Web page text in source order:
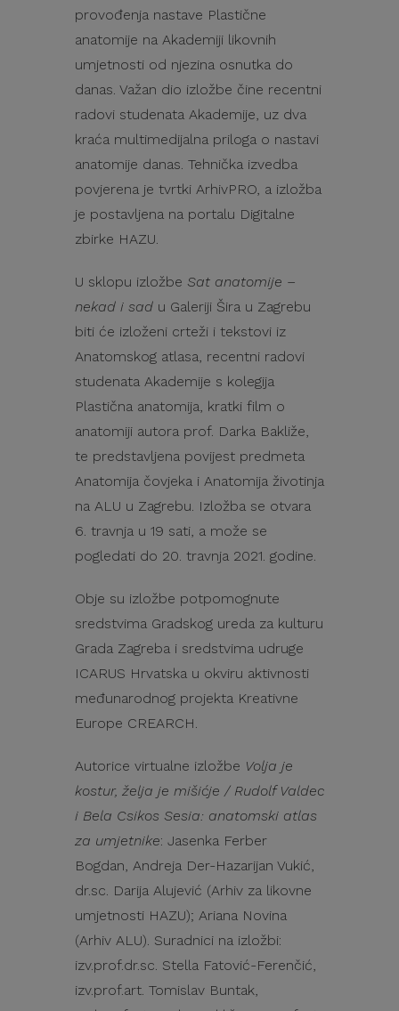
provođenja nastave Plastične
anatomije na Akademiji likovnih
umjetnosti od njezina osnutka do
danas. Važan dio izložbe čine recentni
radovi studenata Akademije, uz dva
kraća multimedijalna priloga o nastavi
anatomije danas. Tehnička izvedba
povjerena je tvrtki ArhivPRO, a izložba
je postavljena na portalu Digitalne
zbirke HAZU.
U sklopu izložbe Sat anatomije –
nekad i sad u Galeriji Šira u Zagrebu
biti će izloženi crteži i tekstovi iz
Anatomskog atlasa, recentni radovi
studenata Akademije s kolegija
Plastična anatomija, kratki film o
anatomiji autora prof. Darka Bakliže,
te predstavljena povijest predmeta
Anatomija čovjeka i Anatomija životinja
na ALU u Zagrebu. Izložba se otvara
6. travnja u 19 sati, a može se
pogledati do 20. travnja 2021. godine.
Obje su izložbe potpomognute
sredstvima Gradskog ureda za kulturu
Grada Zagreba i sredstvima udruge
ICARUS Hrvatska u okviru aktivnosti
međunarodnog projekta Kreativne
Europe CREARCH.
Autorice virtualne izložbe Volja je
kostur, želja je mišićje / Rudolf Valdec
i Bela Csikos Sesia: anatomski atlas
za umjetnike: Jasenka Ferber
Bogdan, Andreja Der-Hazarijan Vukić,
dr.sc. Darija Alujević (Arhiv za likovne
umjetnosti HAZU); Ariana Novina
(Arhiv ALU). Suradnici na izložbi:
izv.prof.dr.sc. Stella Fatović-Ferenčić,
izv.prof.art. Tomislav Buntak,